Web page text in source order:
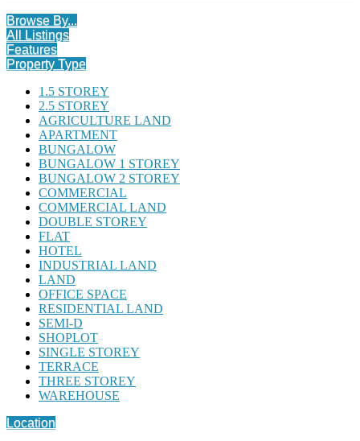
Browse By...
All Listings
Features
Property Type
1.5 STOREY
2.5 STOREY
AGRICULTURE LAND
APARTMENT
BUNGALOW
BUNGALOW 1 STOREY
BUNGALOW 2 STOREY
COMMERCIAL
COMMERCIAL LAND
DOUBLE STOREY
FLAT
HOTEL
INDUSTRIAL LAND
LAND
OFFICE SPACE
RESIDENTIAL LAND
SEMI-D
SHOPLOT
SINGLE STOREY
TERRACE
THREE STOREY
WAREHOUSE
Location